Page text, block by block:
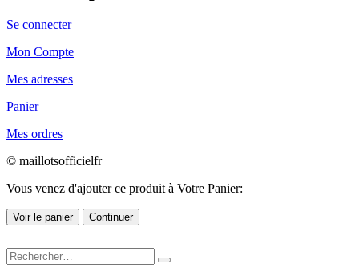
Se connecter
Mon Compte
Mes adresses
Panier
Mes ordres
© maillotsofficielfr
Vous venez d'ajouter ce produit à Votre Panier:
Voir le panier Continuer